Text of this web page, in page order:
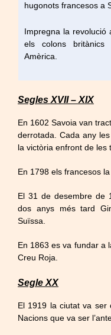
hugonots francesos a
Impregna la revolució
els colons
Amèrica.
Segles XVII – XIX
En 1602 Savoia van
derrotada. Cada any
la victòria enfront de les
En 1798 els francesos
El 31 de desembre de
dos anys més tard
Suïssa.
En 1863 es va fundar a
Creu Roja.
Segle XX
El 1919 la ciutat va ser
Nacions que va ser